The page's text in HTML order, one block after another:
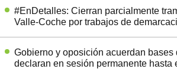
#EnDetalles: Cierran parcialmente
Valle-Coche por trabajos de
Gobierno y oposición acuerdan bases
declaran en sesión permanente hasta